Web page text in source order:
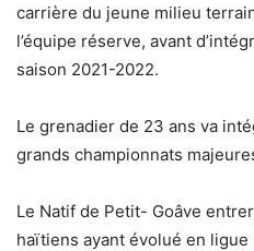
carrière du jeune milieu
l’équipe réserve, avant
saison 2021-2022.
Le grenadier de 23 ans va
grands championnats
Le Natif de Petit- Goâve
haïtiens ayant évolué en ligue